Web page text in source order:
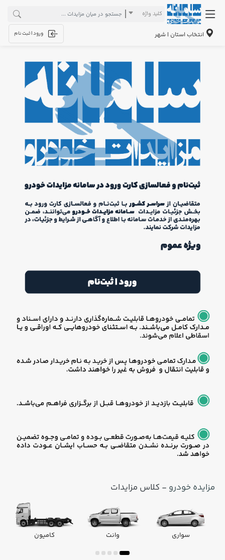
کلید واژه
انتخاب استان | شهر ورود | ثبت نام
مزایده خودرو - کلاس مزایدات
سواری وانت کامیون